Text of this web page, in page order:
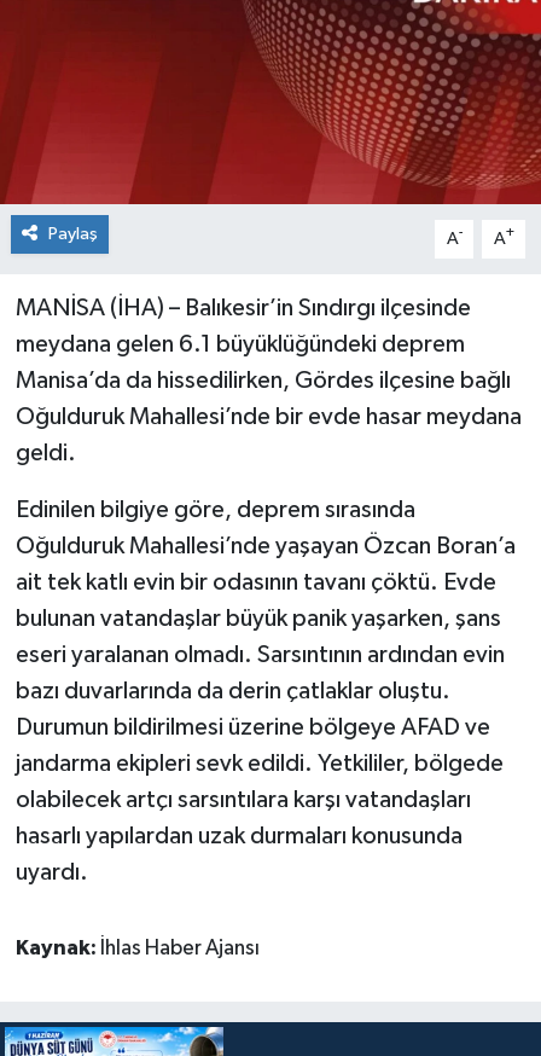
Paylaş A- A+
MANİSA (İHA) – Balıkesir’in Sındırgı ilçesinde
meydana gelen 6.1 büyüklüğündeki deprem
Manisa’da da hissedilirken, Gördes ilçesine bağlı
Oğulduruk Mahallesi’nde bir evde hasar meydana
geldi.
Edinilen bilgiye göre, deprem sırasında
Oğulduruk Mahallesi’nde yaşayan Özcan Boran’a
ait tek katlı evin bir odasının tavanı çöktü. Evde
bulunan vatandaşlar büyük panik yaşarken, şans
eseri yaralanan olmadı. Sarsıntının ardından evin
bazı duvarlarında da derin çatlaklar oluştu.
Durumun bildirilmesi üzerine bölgeye AFAD ve
jandarma ekipleri sevk edildi. Yetkililer, bölgede
olabilecek artçı sarsıntılara karşı vatandaşları
hasarlı yapılardan uzak durmaları konusunda
uyardı.
Kaynak: İhlas Haber Ajansı